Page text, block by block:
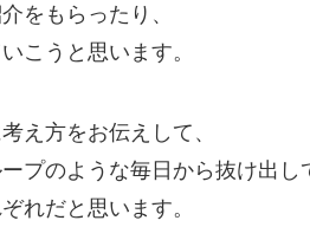
をもらったり、
こうと思います。
え方をお伝えして、
プのような毎日から抜け出し
れだと思います。